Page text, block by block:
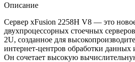
Описание
Сервер xFusion 2258H V8 — это
двухпроцессорных стоечных
2U, созданное для
интернет-центров обработки данных
Он сочетает высокую